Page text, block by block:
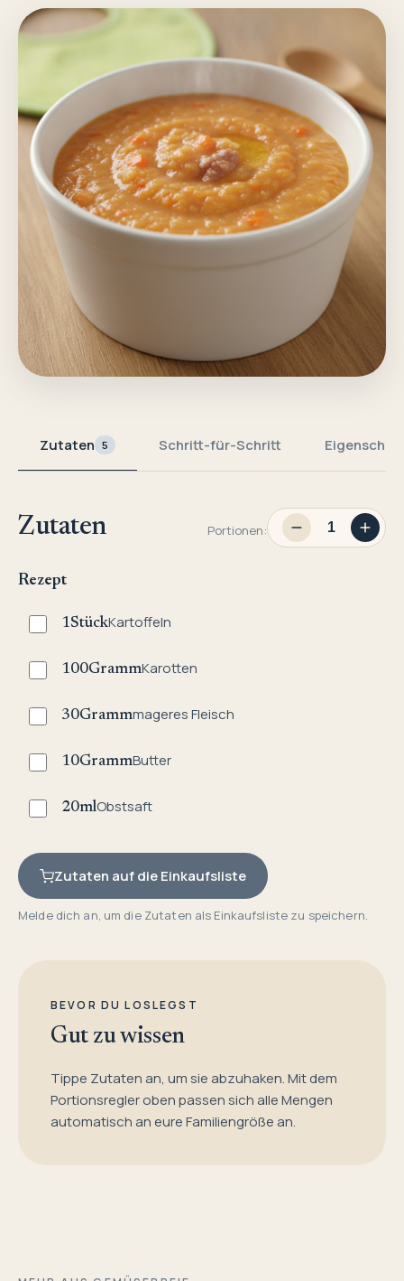
Zutaten 5 Schritt-für-Schritt
Zutaten Portionen:
Rezept
1StückKartoffeln
100GrammKarotten
30Grammmageres Fleisch
10GrammButter
20mlObstsaft
Zutaten auf die Einkaufsliste
Melde dich an, um die Zutaten als Einkaufsliste zu speichern.
BEVOR DU LOSLEGST
Gut zu wissen
Tippe Zutaten an, um sie abzuhaken. Mit dem
Portionsregler oben passen sich alle Mengen
automatisch an eure Familiengröße an.